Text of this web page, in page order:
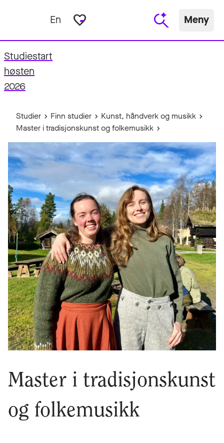
En favorite_border Meny
Studiestart
høsten
2026
Studier Finn studier
Kunst, håndverk og musikk
Master i tradisjonskunst og folkemusikk
Master i tradisjonskunst
og folkemusikk